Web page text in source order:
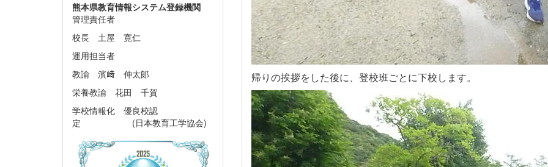
帰りの挨拶をした後に、登校班ごとに下校します。
熊本県教育情報システム登録機関
管理責任者
校長 土屋 寛仁
運用担当者
教諭 濱﨑 伸太郞
栄養教諭 花田 千賀
学校情報化 優良校認
定 (日本教育工学協会)